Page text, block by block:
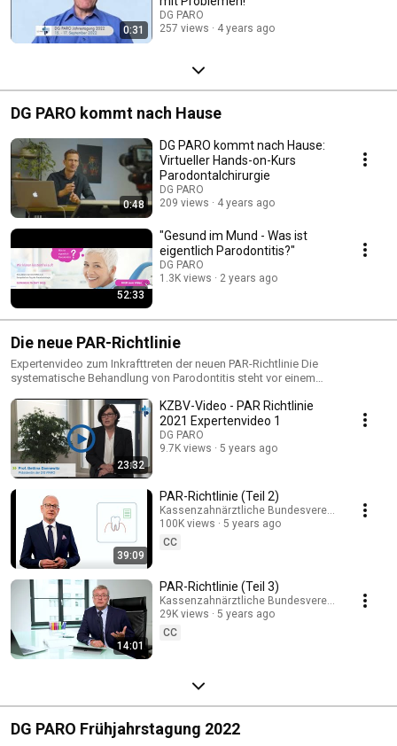
0:31
DG PARO
257 views
4 years ago
DG PARO kommt nach Hause
0:48
DG PARO kommt nach Hause:
Virtueller Hands-on-Kurs
Parodontalchirurgie
DG PARO
209 views
4 years ago
52:33
"Gesund im Mund - Was ist
eigentlich Parodontitis?"
DG PARO
1.3K views
2 years ago
Die neue PAR-Richtlinie
Expertenvideo zum Inkrafttreten der neuen PAR-Richtlinie Die
systematische Behandlung von Parodontitis steht vor einem
in Kraft, nach der gesetzlich krankenversicherte Patientinnen und
Patienten umfassend und dem aktuellen Stand wissenschaftlicher
Erkenntnisse entsprechend versorgt werden können. Um Praxen
flächendeckend und allgemeinverständlich über die neue
Behandlungsstrecke zu informieren, hat die KZBV ein dreiteiliges
Videoprojekt mit Interviews und Animations-Sequenzen aufgelegt.
23:32
KZBV-Video - PAR Richtlinie
2021 Expertenvideo 1
DG PARO
9.7K views
5 years ago
39:09
PAR-Richtlinie (Teil 2)
Kassenzahnärztliche Bundesvereinigung
100K views
5 years ago
CC
14:01
PAR-Richtlinie (Teil 3)
Kassenzahnärztliche Bundesvereinigung
29K views
5 years ago
CC
DG PARO Frühjahrstagung 2022